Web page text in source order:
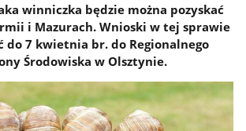
winniczka będzie można pozyskać
i Mazurach. Wnioski w tej sprawie
do 7 kwietnia br. do Regionalnego
Środowiska w Olsztynie.